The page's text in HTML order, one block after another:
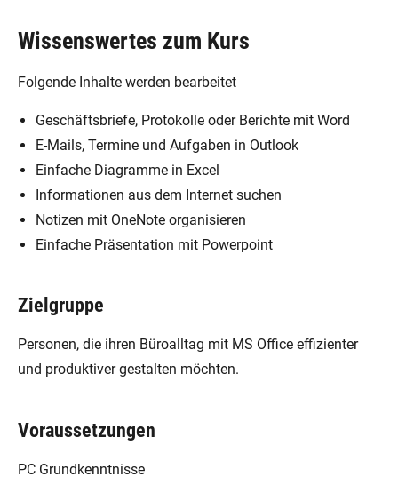
Wissenswertes zum Kurs
Folgende Inhalte werden bearbeitet
Geschäftsbriefe, Protokolle oder Berichte mit Word
E-Mails, Termine und Aufgaben in Outlook
Einfache Diagramme in Excel
Informationen aus dem Internet suchen
Notizen mit OneNote organisieren
Einfache Präsentation mit Powerpoint
Zielgruppe
Personen, die ihren Büroalltag mit MS Office effizienter
und produktiver gestalten möchten.
Voraussetzungen
PC Grundkenntnisse